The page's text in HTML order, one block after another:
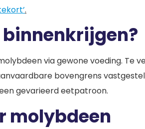
.
binnenkrijgen?
via gewone voeding. Te
bovengrens
gevarieerd eetpatroon.
molybdeen